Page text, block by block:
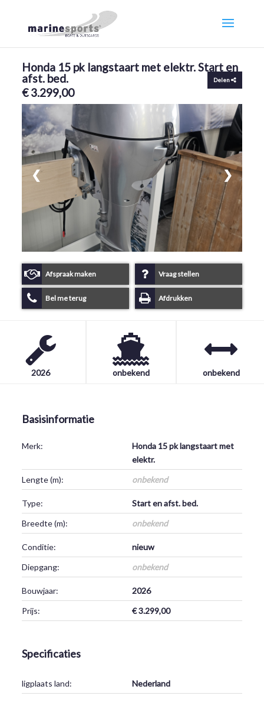
Honda 15 pk langstaart met elektr. Start en
afst. bed.
Delen
€ 3.299,00
❮ ❯
Afspraak maken Vraag stellen
Bel me terug Afdrukken
2026 onbekend onbekend
Basisinformatie
Merk:
Honda 15 pk langstaart met
elektr.
Lengte (m):
onbekend
Type:
Start en afst. bed.
Breedte (m):
onbekend
Conditie:
nieuw
Diepgang:
onbekend
Bouwjaar:
2026
Prijs:
€ 3.299,00
Specificaties
ligplaats land: Nederland